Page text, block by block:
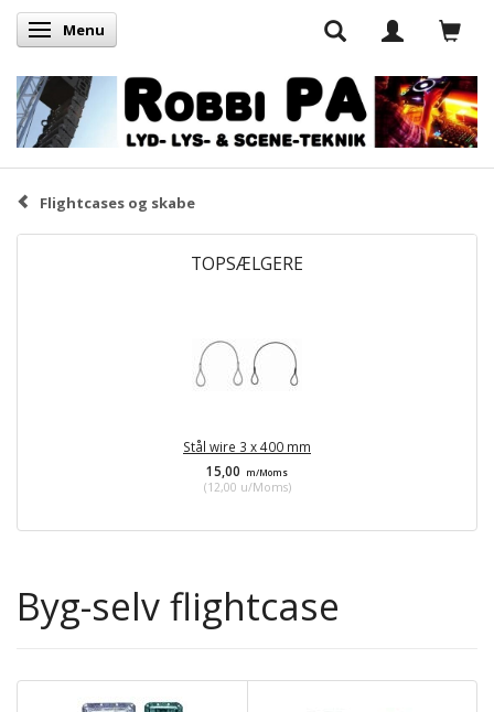
Skifte navigation
Menu
Flightcases og skabe
TOPSÆLGERE
Stål wire 3 x 400 mm
15,00
m/Moms
(12,00 u/Moms)
Byg-selv flightcase